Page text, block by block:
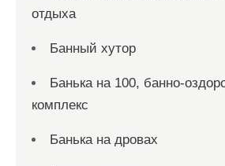
отдыха
Банный хутор
Банька на 100, банно-
комплекс
Банька на дровах